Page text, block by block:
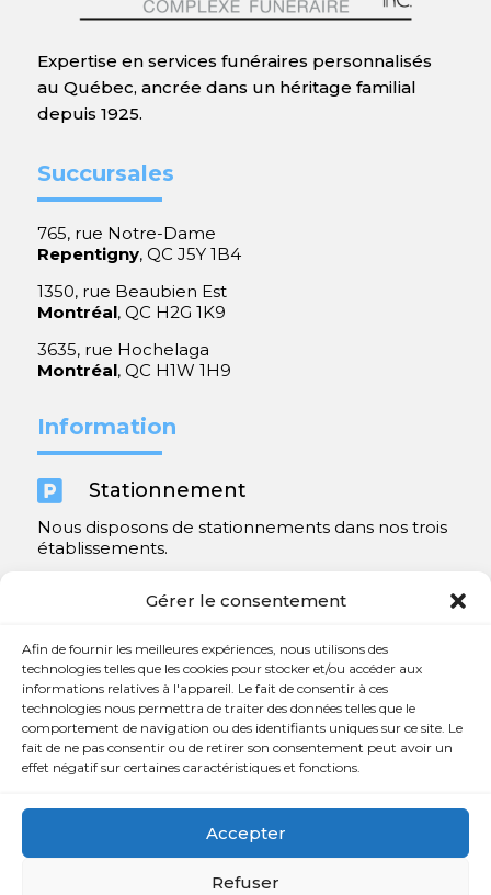
Gérer le consentement
Afin de fournir les meilleures expériences, nous utilisons des
technologies telles que les cookies pour stocker et/ou accéder aux
informations relatives à l'appareil. Le fait de consentir à ces
technologies nous permettra de traiter des données telles que le
comportement de navigation ou des identifiants uniques sur ce site. Le
fait de ne pas consentir ou de retirer son consentement peut avoir un
effet négatif sur certaines caractéristiques et fonctions.
Accepter
Refuser
Expertise en services funéraires personnalisés
au Québec, ancrée dans un héritage familial
depuis 1925.
Succursales
765, rue Notre-Dame
Repentigny, QC J5Y 1B4
1350, rue Beaubien Est
Montréal, QC H2G 1K9
3635, rue Hochelaga
Montréal, QC H1W 1H9
Information
 Stationnement
Nous disposons de stationnements dans nos trois
établissements.
Contact
 450 654-3342
 info@charlesrajotte.com
765, rue Notre-Dame